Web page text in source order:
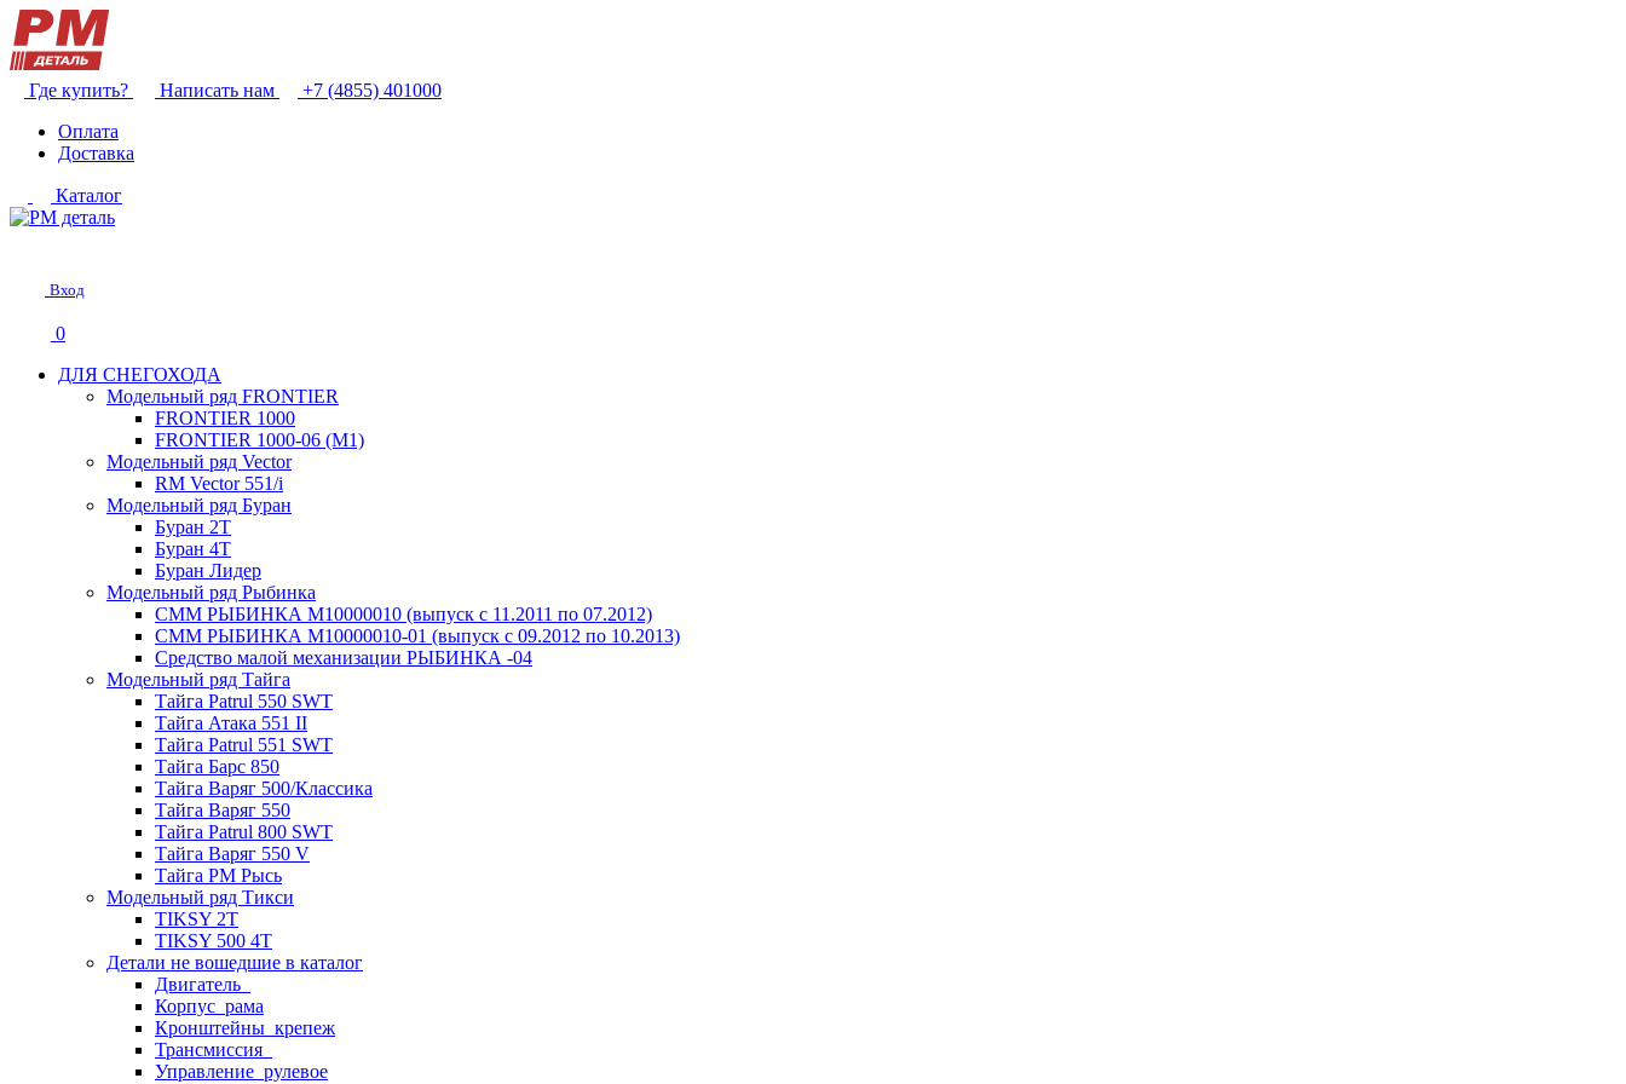
Где купить? Написать нам
+7 (4855) 401000
Оплата
Доставка
Каталог
Вход
0
ДЛЯ СНЕГОХОДА
Модельный ряд FRONTIER
FRONTIER 1000
FRONTIER 1000-06 (М1)
Модельный ряд Vector
RM Vector 551/i
Модельный ряд Буран
Буран 2Т
Буран 4Т
Буран Лидер
Модельный ряд Рыбинка
СММ РЫБИНКА M10000010 (выпуск с 11.2011 по 07.2012)
СММ РЫБИНКА M10000010-01 (выпуск с 09.2012 по 10.2013)
Средство малой механизации РЫБИНКА -04
Модельный ряд Тайга
Тайга Patrul 550 SWT
Тайга Атака 551 II
Тайга Patrul 551 SWT
Тайга Барс 850
Тайга Варяг 500/Классика
Тайга Варяг 550
Тайга Patrul 800 SWT
Тайга Варяг 550 V
Тайга РМ Рысь
Модельный ряд Тикси
TIKSY 2T
TIKSY 500 4T
Детали не вошедшие в каталог
Двигатель_
Корпус_рама
Кронштейны_крепеж
Трансмиссия_
Управление_рулевое